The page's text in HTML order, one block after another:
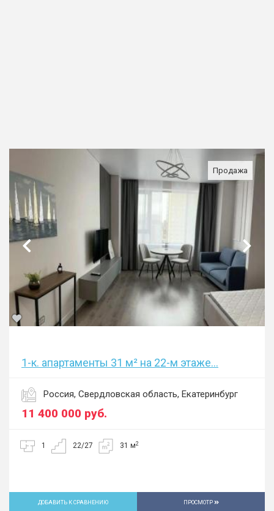
Продажа
1-к. апартаменты 31 м² на 22-м этаже...
Россия, Свердловская область, Екатеринбург
11 400 000 руб.
1 22/27 31 м2
ДОБАВИТЬ К СРАВНЕНИЮ ПРОСМОТР